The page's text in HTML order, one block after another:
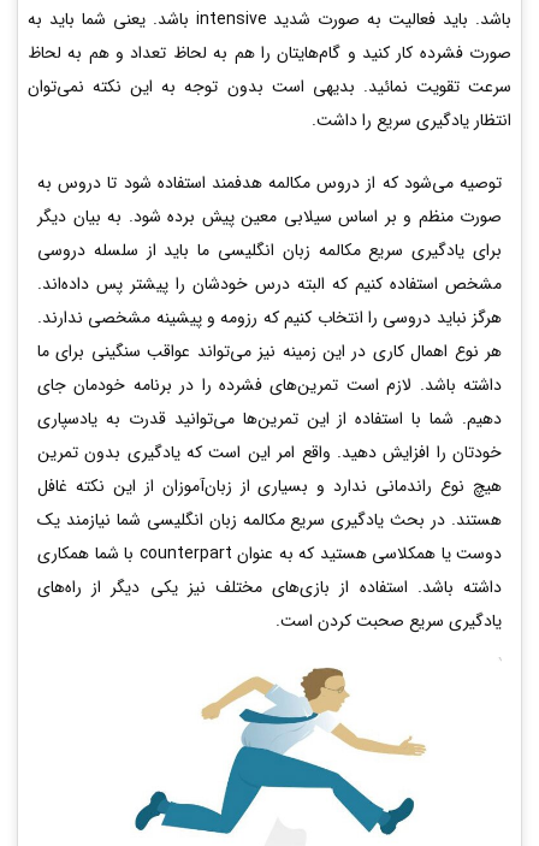
باشد. باید فعالیت به صورت شدید intensive باشد. یعنی شما باید به
صورت فشرده کار کنید و گام‌هایتان را هم به لحاظ تعداد و هم به لحاظ
سرعت تقویت نمائید. بدیهی است بدون توجه به این نکته نمی‌توان
انتظار یادگیری سریع را داشت.
توصیه می‌شود که از دروس مکالمه هدفمند استفاده شود تا دروس به
صورت منظم و بر اساس سیلابی معین پیش برده شود. به بیان دیگر
برای یادگیری سریع مکالمه زبان انگلیسی ما باید از سلسله دروسی
مشخص استفاده کنیم که البته درس خودشان را پیشتر پس داده‌اند.
هرگز نباید دروسی را انتخاب کنیم که رزومه و پیشینه مشخصی ندارند.
هر نوع اهمال کاری در این زمینه نیز می‌تواند عواقب سنگینی برای ما
داشته باشد. لازم است تمرین‌های فشرده را در برنامه خودمان جای
دهیم. شما با استفاده از این تمرین‌ها می‌توانید قدرت به یادسپاری
خودتان را افزایش دهید. واقع امر این است که یادگیری بدون تمرین
هیچ نوع راندمانی ندارد و بسیاری از زبان‌آموزان از این نکته غافل
هستند. در بحث یادگیری سریع مکالمه زبان انگلیسی شما نیازمند یک
دوست یا همکلاسی هستید که به عنوان counterpart با شما همکاری
داشته باشد. استفاده از بازی‌های مختلف نیز یکی دیگر از راه‌های
یادگیری سریع صحبت کردن است.